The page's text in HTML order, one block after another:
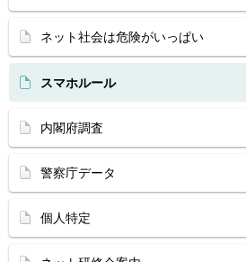
ネット社会は危険がいっぱい
スマホルール
内閣府調査
警察庁データ
個人特定